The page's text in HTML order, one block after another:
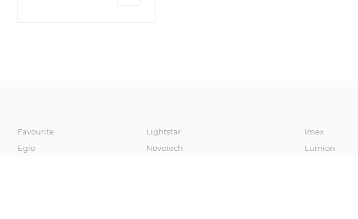
Favourite
Eglo
Lightstar
Novotech
Imex
Lumion